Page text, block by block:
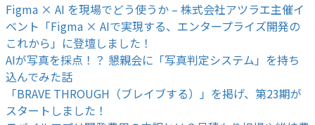
Figma × AI を現場でどう使うか – 株式会社アツラエ主催イ
ベント「Figma × AIで実現する、エンタープライズ開発の
これから」に登壇しました！
AIが写真を採点！？ 懇親会に「写真判定システム」を持ち
込んでみた話
「BRAVE THROUGH（ブレイブする）」を掲げ、第23期が
スタートしました！